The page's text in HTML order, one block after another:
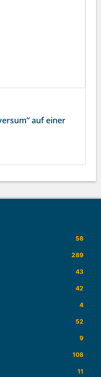
auf einer
58
289
43
42
4
52
9
108
11